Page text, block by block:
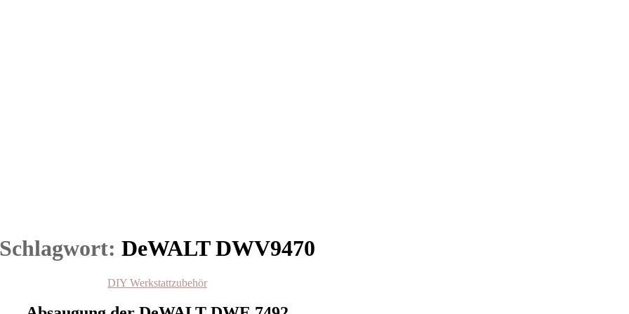
Schlagwort: DeWALT DWV9470
Kategorien
DIY Werkstattzubehör